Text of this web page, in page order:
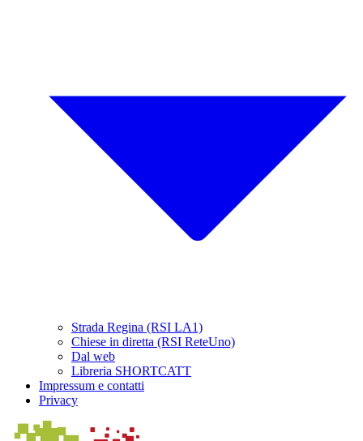
Strada Regina (RSI LA1)
Chiese in diretta (RSI ReteUno)
Dal web
Libreria SHORTCATT
Impressum e contatti
Privacy